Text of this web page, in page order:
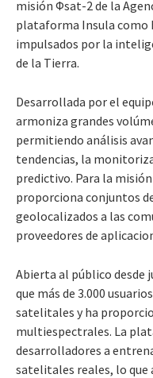
misión Φsat-2 de la
plataforma Insula como
impulsados por la
de la Tierra.
Desarrollada por el
armoniza grandes
permitiendo análisis
tendencias, la
predictivo. Para la
proporciona conjuntos
geolocalizados a las
proveedores de
Abierta al público desde
que más de 3.000
satelitales y ha
multiespectrales. La
desarrolladores a
satelitales reales, lo que